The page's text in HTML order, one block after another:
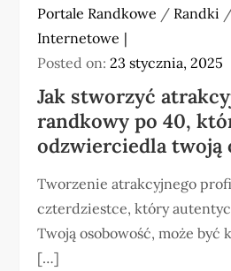
Portale Randkowe / Randki
Internetowe
Posted on:23 stycznia, 2025
Jak stworzyć
randkowy po 40,
odzwierciedla twoją
Tworzenie atrakcyjnego
czterdziestce, który
Twoją osobowość, może
[…]